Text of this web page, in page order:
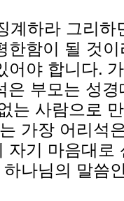
계하라 그리
한함이 될 것
어야 합니다.
은 부모는 성
는 사람으로
가장 어리석
자기 마음대로
나님의 말씀